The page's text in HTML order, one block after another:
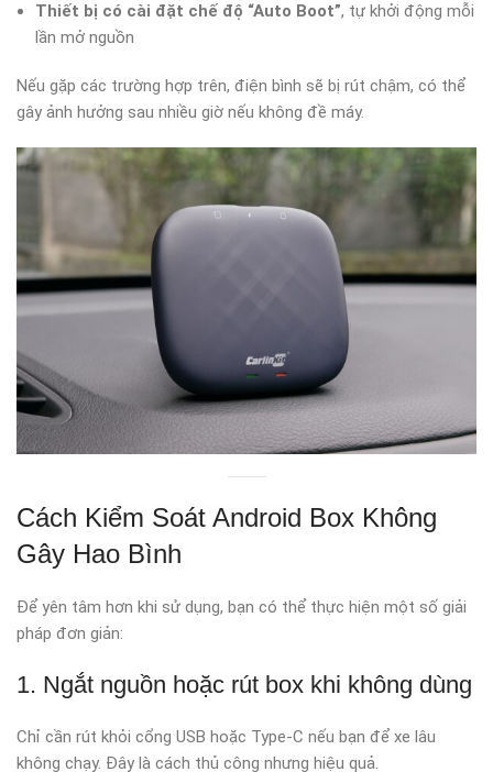
Thiết bị có cài đặt chế độ “Auto Boot”, tự khởi động mỗi
lần mở nguồn
Nếu gặp các trường hợp trên, điện bình sẽ bị rút chậm, có thể
gây ảnh hưởng sau nhiều giờ nếu không đề máy.
Cách Kiểm Soát Android Box Không
Gây Hao Bình
Để yên tâm hơn khi sử dụng, bạn có thể thực hiện một số giải
pháp đơn giản:
1. Ngắt nguồn hoặc rút box khi không dùng
Chỉ cần rút khỏi cổng USB hoặc Type-C nếu bạn để xe lâu
không chạy. Đây là cách thủ công nhưng hiệu quả.